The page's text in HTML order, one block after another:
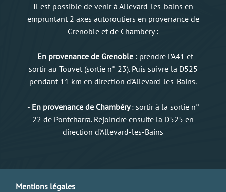
Il est possible de venir à Allevard-les-bains en
empruntant 2 axes autoroutiers en provenance de
Grenoble et de Chambéry :
- En provenance de Grenoble : prendre l’A41 et
sortir au Touvet (sortie n° 23). Puis suivre la D525
pendant 11 km en direction d’Allevard-les-Bains.
- En provenance de Chambéry: sortir à la sortie n°
22 de Pontcharra. Rejoindre ensuite la D525 en
direction d’Allevard-les-Bains
Mentions légales